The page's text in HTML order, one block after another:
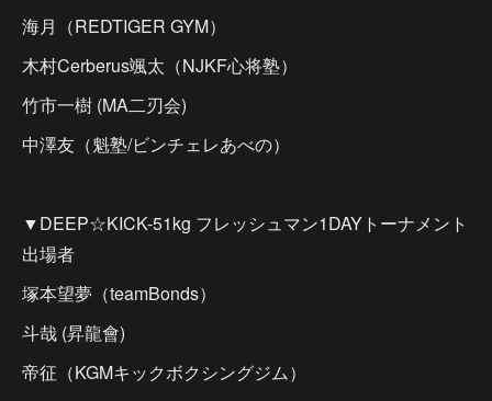
海月（REDTIGER GYM）
木村Cerberus颯太（NJKF心将塾）
竹市一樹 (MA二刃会)
中澤友（魁塾/ビンチェレあべの）
▼DEEP☆KICK-51kg フレッシュマン1DAYトーナメント
出場者
塚本望夢（teamBonds）
斗哉 (昇龍會)
帝征（KGMキックボクシングジム）